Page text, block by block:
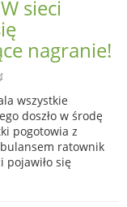
sieci
nagranie!
wszystkie
doszło w środę
pogotowia z
ratownik
pojawiło się